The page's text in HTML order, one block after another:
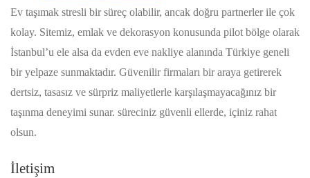
Ev taşımak stresli bir süreç olabilir, ancak doğru partnerler ile çok
kolay. Sitemiz, emlak ve dekorasyon konusunda pilot bölge olarak
İstanbul’u ele alsa da evden eve nakliye alanında Türkiye geneli
bir yelpaze sunmaktadır. Güvenilir firmaları bir araya getirerek
dertsiz, tasasız ve sürpriz maliyetlerle karşılaşmayacağınız bir
taşınma deneyimi sunar. süreciniz güvenli ellerde, içiniz rahat
olsun.
İletişim